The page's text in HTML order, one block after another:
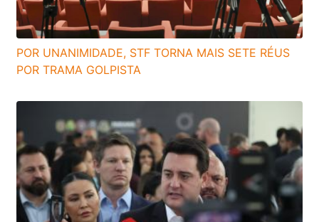
POR UNANIMIDADE, STF TORNA MAIS SETE RÉUS
POR TRAMA GOLPISTA